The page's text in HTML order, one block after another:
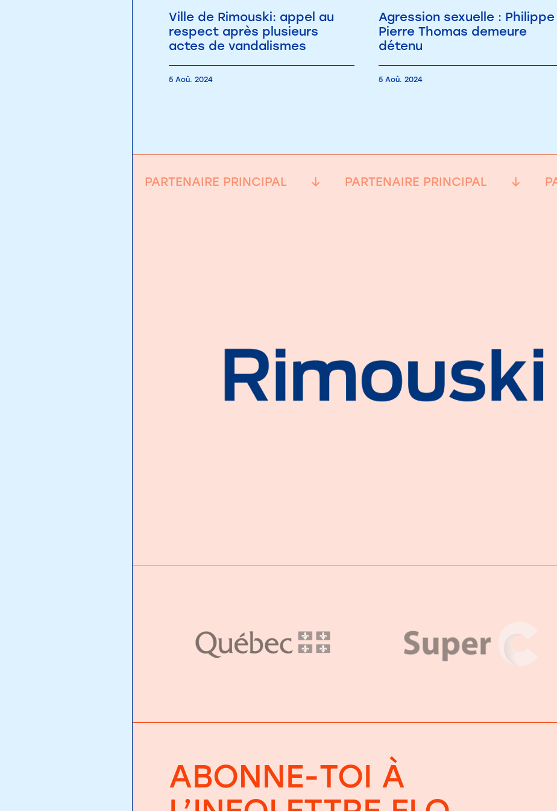
Ville de Rimouski: appel au
respect après plusieurs
actes de vandalismes
5 Aoû. 2024
Agression sexuelle : Philippe
Pierre Thomas demeure
détenu
5 Aoû. 2024
PARTENAIRE PRINCIPAL PARTENAIRE PRINCIPAL
ABONNE-TOI À